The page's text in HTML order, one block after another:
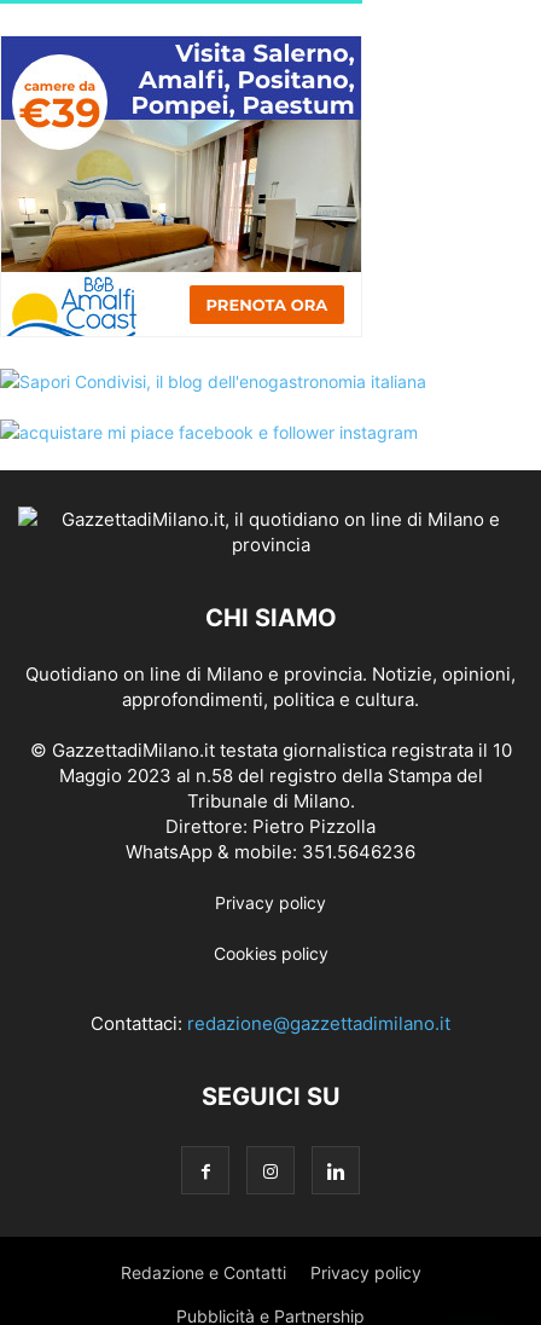
CHI SIAMO
Quotidiano on line di Milano e provincia. Notizie, opinioni,
approfondimenti, politica e cultura.
© GazzettadiMilano.it testata giornalistica registrata il 10
Maggio 2023 al n.58 del registro della Stampa del
Tribunale di Milano.
Direttore: Pietro Pizzolla
WhatsApp & mobile: 351.5646236
Privacy policy
Cookies policy
Contattaci: redazione@gazzettadimilano.it
SEGUICI SU
Redazione e Contatti Privacy policy
Pubblicità e Partnership